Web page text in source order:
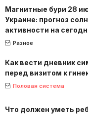
Магнитные бури 28
Украине: прогноз
активности на
Разное
Как вести дневник
перед визитом к
Половая система
Что должен уметь